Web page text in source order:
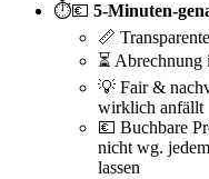
⏱️💶 5-Minuten-
📏
⏳
💡 Fair &
wirklich anfällt
💶 Buchbare
nicht wg.
lassen